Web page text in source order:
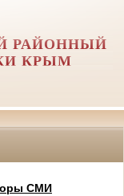
РАЙОННЫЙ
КРЫМ
СМИ